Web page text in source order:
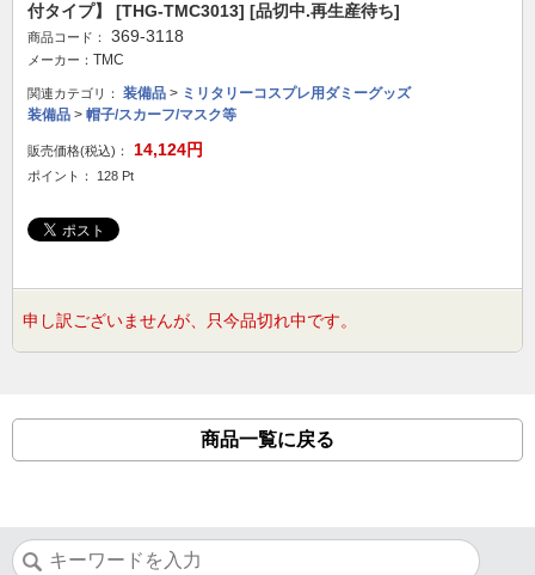
付タイプ】 [THG-TMC3013] [品切中.再生産待ち]
商品コード： 369-3118
メーカー： TMC
関連カテゴリ： 装備品 > ミリタリーコスプレ用ダミーグッズ
装備品 > 帽子/スカーフ/マスク等
販売価格(税込)： 14,124円
ポイント： 128 Pt
申し訳ございませんが、只今品切れ中です。
商品一覧に戻る